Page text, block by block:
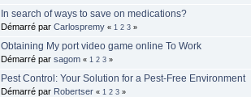
In search of ways to save on medications?
Démarré par Carlospremy « 1 2 3 »
Obtaining My port video game online To Work
Démarré par sagom « 1 2 3 »
Pest Control: Your Solution for a Pest-Free Environment
Démarré par Robertser « 1 2 3 »